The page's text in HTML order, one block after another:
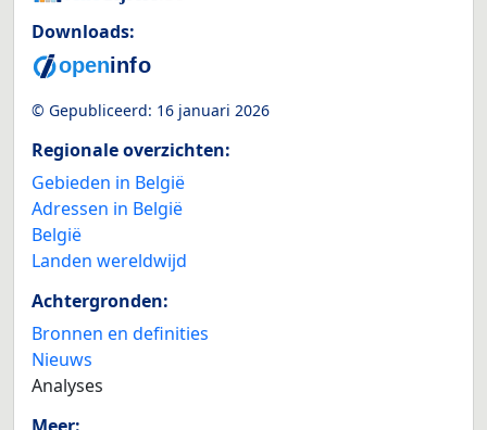
Downloads:
© Gepubliceerd: 16 januari 2026
Regionale overzichten:
Gebieden in België
Adressen in België
België
Landen wereldwijd
Achtergronden:
Bronnen en definities
Nieuws
Analyses